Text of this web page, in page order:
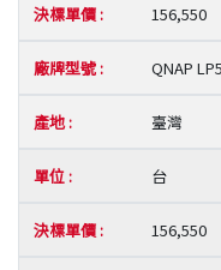
156,550
QNAP
臺灣
台
156,550